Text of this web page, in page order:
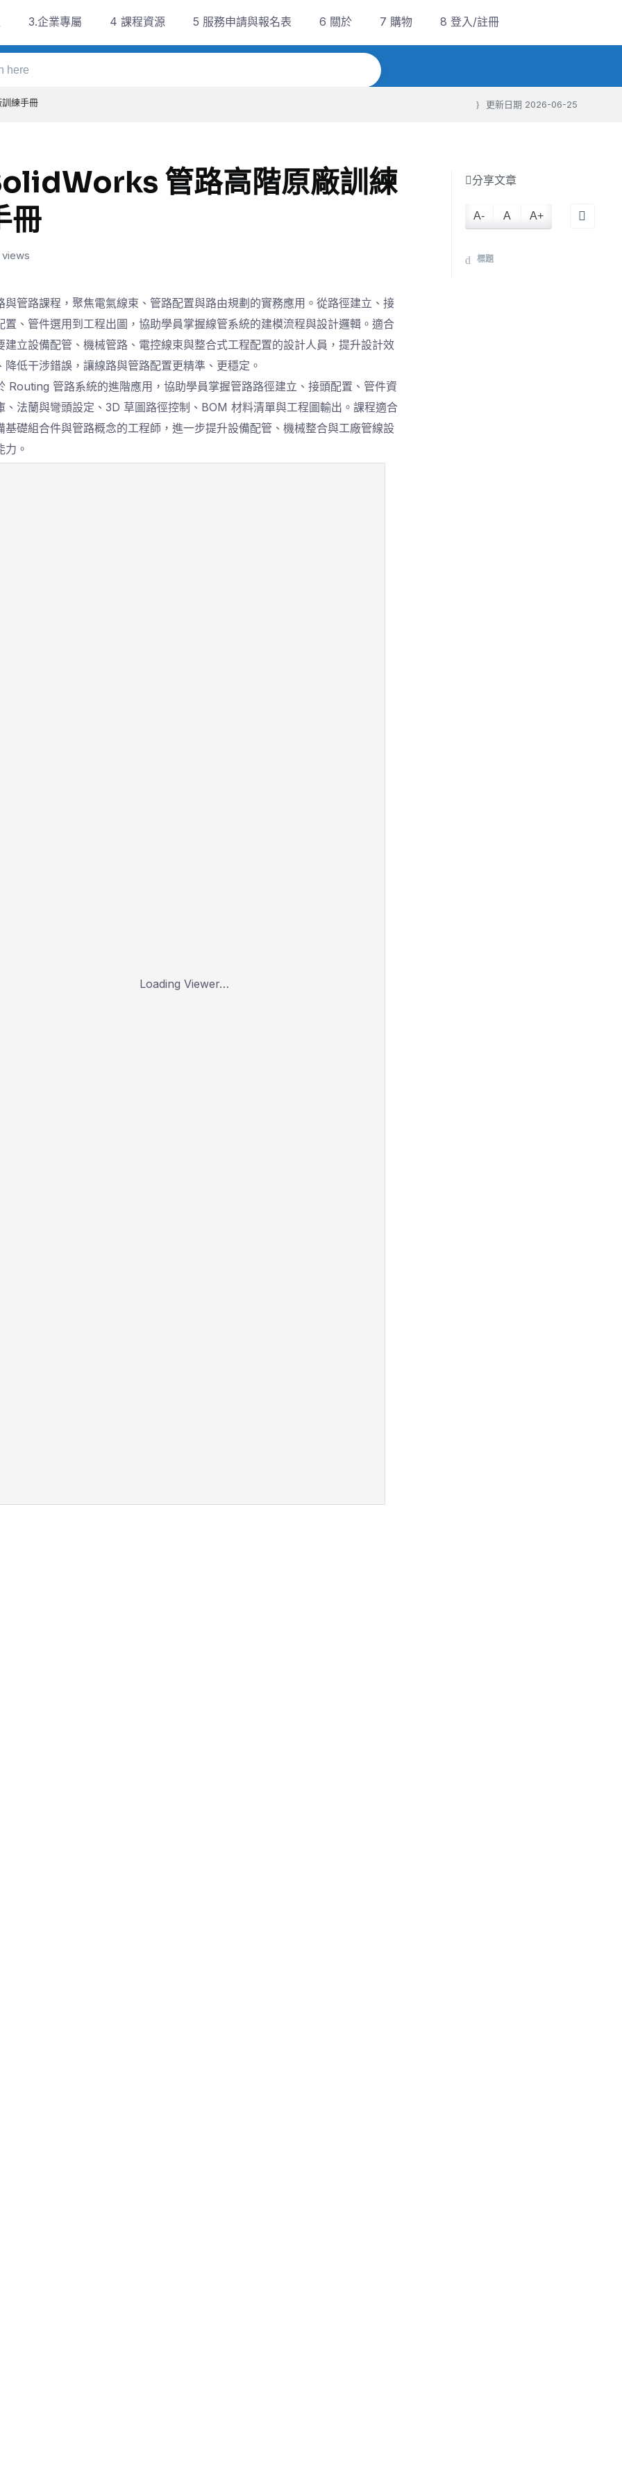
3.企業專屬 4 課程資源 5 服務申請與報名表 6 關於 7 購物 8 登入/註冊
練手冊 更新日期 2026-06-25
管路高階原廠訓練
冊
views
與管路課程，聚焦電氣線束、管路配置與路由規劃的實務應用。從路徑建立、接
置、管件選用到工程出圖，協助學員掌握線管系統的建模流程與設計邏輯。適合
建立設備配管、機械管路、電控線束與整合式工程配置的設計人員，提升設計效
降低干涉錯誤，讓線路與管路配置更精準、更穩定。
Routing 管路系統的進階應用，協助學員掌握管路路徑建立、接頭配置、管件資
、法蘭與彎頭設定、3D 草圖路徑控制、BOM 材料清單與工程圖輸出。課程適合
基礎組合件與管路概念的工程師，進一步提升設備配管、機械整合與工廠管線設
力。
Loading Viewer…
分享文章
A- A A+
標題